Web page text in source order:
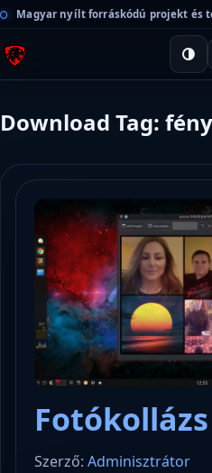
Magyar nyílt forráskódú projekt és
Download Tag:
Szerző: Adminisztrátor